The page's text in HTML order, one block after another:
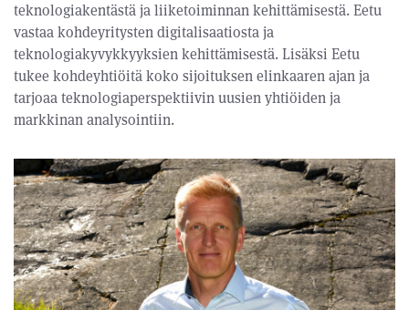
teknologiakentästä ja liiketoiminnan kehittämisestä. Eetu
vastaa kohdeyritysten digitalisaatiosta ja
teknologiakyvykkyyksien kehittämisestä. Lisäksi Eetu
tukee kohdeyhtiöitä koko sijoituksen elinkaaren ajan ja
tarjoaa teknologiaperspektiivin uusien yhtiöiden ja
markkinan analysointiin.